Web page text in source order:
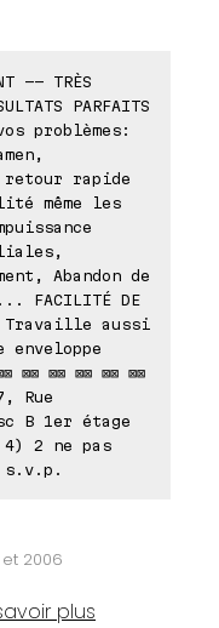
-- TRÈS
PARFAITS
problèmes:
rapide
même les
Abandon de
DE
Travaille aussi
enveloppe
⊠⊠ ⊠⊠ ⊠⊠ ⊠⊠ ⊠⊠
Rue
B 1er étage
4) 2 ne pas
s.v.p.
2006
plus